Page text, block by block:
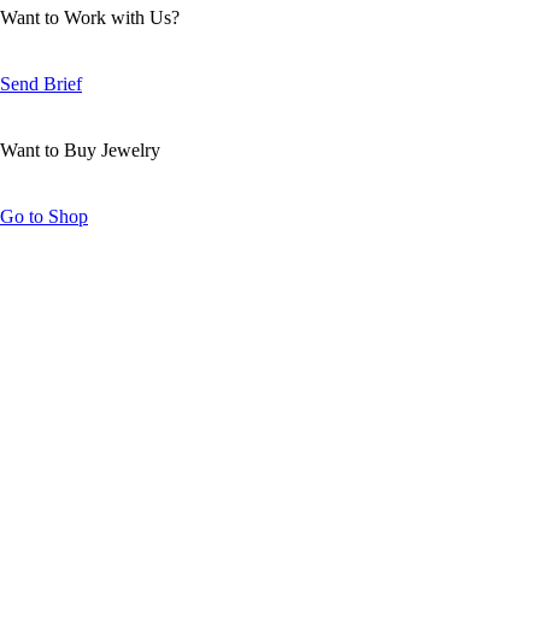
Want to Work with Us?
Send Brief
Want to Buy Jewelry
Go to Shop